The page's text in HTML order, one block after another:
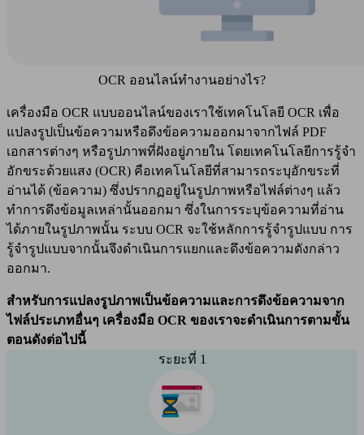
OCR ออนไลน์ทำงานอย่างไร?
เครื่องมือ OCR แบบออนไลน์ของเราใช้เทคโนโลยี OCR เพื่อ
แปลงรูปเป็นข้อความหรือดึงข้อความออกมาจากไฟล์ PDF
เอกสารต่างๆ หรือรูปภาพที่ฝังอยู่ภายใน โดยเทคโนโลยีการรู้จำ
อักขระด้วยแสง (OCR) คือเทคโนโลยีที่สามารถระบุอักขระที่
อ่านได้ (ข้อความ) ซึ่งปรากฏอยู่ในรูปภาพหรือไฟล์ต่างๆ แล้ว
ทำการดึงข้อมูลเหล่านั้นออกมา ซึ่งในการระบุข้อความที่อ่าน
ได้ภายในรูปภาพนั้น ระบบ OCR จะใช้หลักการรู้จำรูปแบบ การ
รู้จำรูปแบบจากนั้นจึงดำเนินการแยกและดึงข้อความดังกล่าว
ออกมา.
สำหรับการแปลงรูปภาพเป็นข้อความและการดึงข้อความจาก
ไฟล์ประเภทอื่นๆ เครื่องมือ OCR ของเราจะดำเนินการตามขั้น
ตอนดังต่อไปนี้
ระยะที่ 1